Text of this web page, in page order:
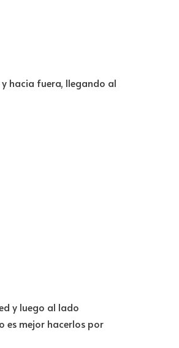
hacia fuera, llegando al
y luego al lado
es mejor hacerlos por